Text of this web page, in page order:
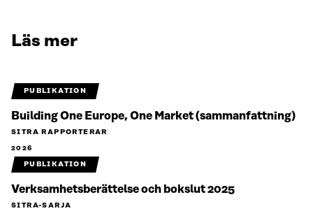
Läs mer
PUBLIKATION
Building One Europe, One Market (sammanfattning)
SITRA RAPPORTERAR
2026
PUBLIKATION
Verksamhetsberättelse och bokslut 2025
SITRA-SARJA